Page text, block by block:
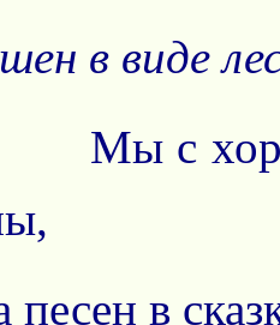
в виде
Мы с
песен в